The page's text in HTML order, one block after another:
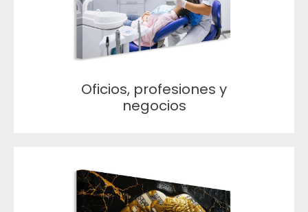
Oficios, profesiones y
negocios